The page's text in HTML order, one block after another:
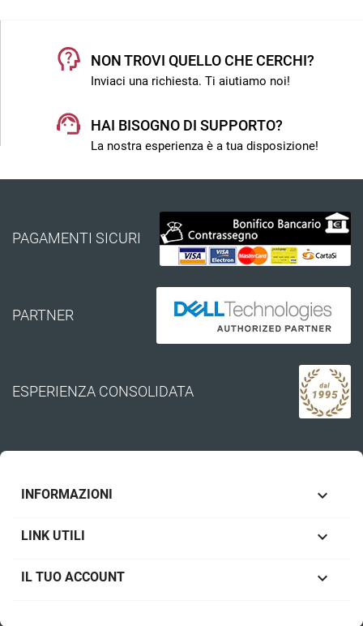
NON TROVI QUELLO CHE CERCHI?
Inviaci una richiesta. Ti aiutiamo noi!
HAI BISOGNO DI SUPPORTO?
La nostra esperienza è a tua disposizione!
PAGAMENTI SICURI
PARTNER
ESPERIENZA CONSOLIDATA
INFORMAZIONI 
LINK UTILI 
IL TUO ACCOUNT 